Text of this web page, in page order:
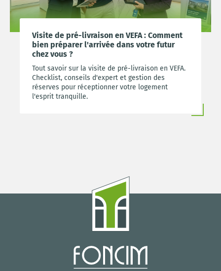
Visite de pré-livraison en VEFA : Comment
bien préparer l'arrivée dans votre futur
chez vous ?
Tout savoir sur la visite de pré-livraison en VEFA.
Checklist, conseils d'expert et gestion des
réserves pour réceptionner votre logement
l'esprit tranquille.